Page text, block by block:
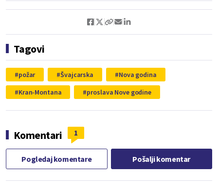
Tagovi
požar Švajcarska
Nova godina
Kran-Montana
proslava Nove godine
Komentari 1
Pogledaj komentare Pošalji komentar